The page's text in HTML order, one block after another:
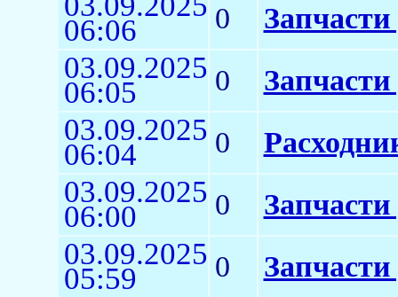
06:06 0
03.09.2025
06:05 0 Запчасти
03.09.2025
06:04 0
03.09.2025
06:00 0
03.09.2025
05:59 0